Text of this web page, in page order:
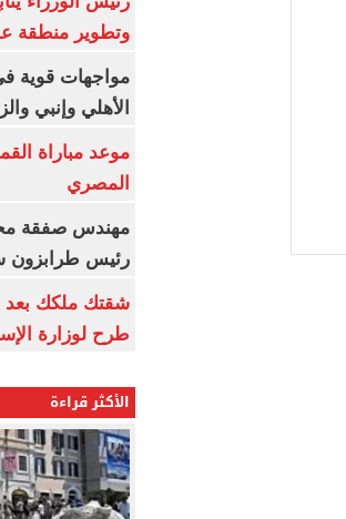
وتطوير منطقة
مواجهات قوية
الأهلي وإنبي
موعد مباراة
المصري
مهندس صفقة
رئيس طرابزون
طرح لوزارة
الأكثر قراءة